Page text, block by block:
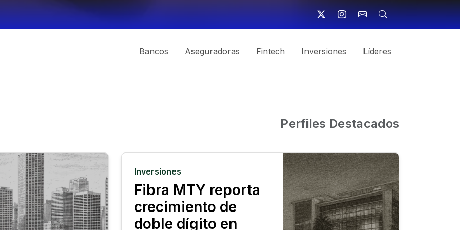
Bancos Aseguradoras Fintech Inversiones Líderes
Perfiles Destacados
Inversiones
Fibra MTY reporta
crecimiento de
doble dígito en